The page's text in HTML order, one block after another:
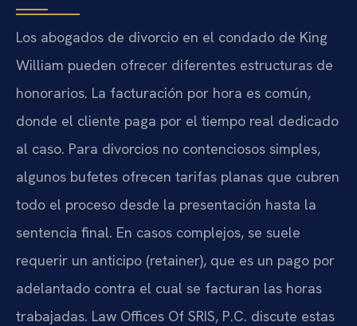
Los abogados de divorcio en el condado de King
William pueden ofrecer diferentes estructuras de
honorarios. La facturación por hora es común,
donde el cliente paga por el tiempo real dedicado
al caso. Para divorcios no contenciosos simples,
algunos bufetes ofrecen tarifas planas que cubren
todo el proceso desde la presentación hasta la
sentencia final. En casos complejos, se suele
requerir un anticipo (retainer), que es un pago por
adelantado contra el cual se facturan las horas
trabajadas. Law Offices Of SRIS, P.C. discute estas